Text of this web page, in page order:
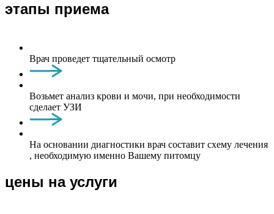
этапы приема
Врач проведет тщательный осмотр
Возьмет анализ крови и мочи, при необходимости
сделает УЗИ
На основании диагностики врач составит схему лечения
, необходимую именно Вашему питомцу
цены на услуги